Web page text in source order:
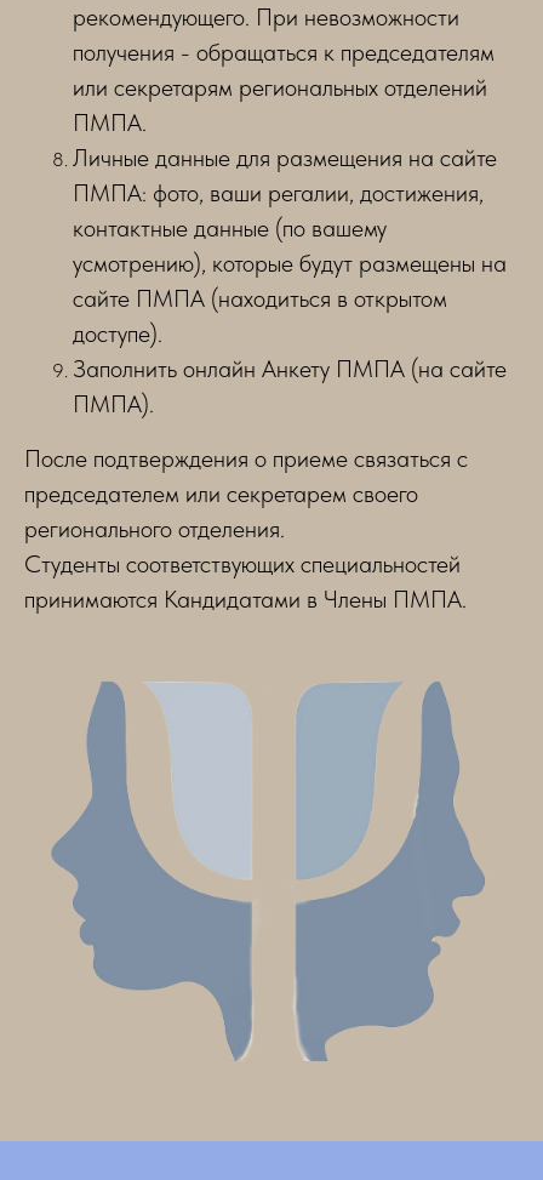
рекомендующего. При невозможности
получения - обращаться к председателям
или секретарям региональных отделений
ПМПА.
Личные данные для размещения на сайте
ПМПА: фото, ваши регалии, достижения,
контактные данные (по вашему
усмотрению), которые будут размещены на
сайте ПМПА (находиться в открытом
доступе).
Заполнить онлайн Анкету ПМПА (на сайте
ПМПА).
После подтверждения о приеме связаться с
председателем или секретарем своего
регионального отделения.
Студенты соответствующих специальностей
принимаются Кандидатами в Члены ПМПА.